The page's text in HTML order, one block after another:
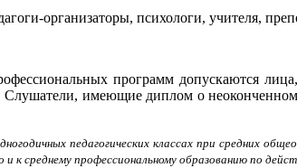
организаторы, психологи, учителя,
программ допускаются
имеющие диплом о неоконченном
педагогических классах при средних
среднему профессиональному образованию по